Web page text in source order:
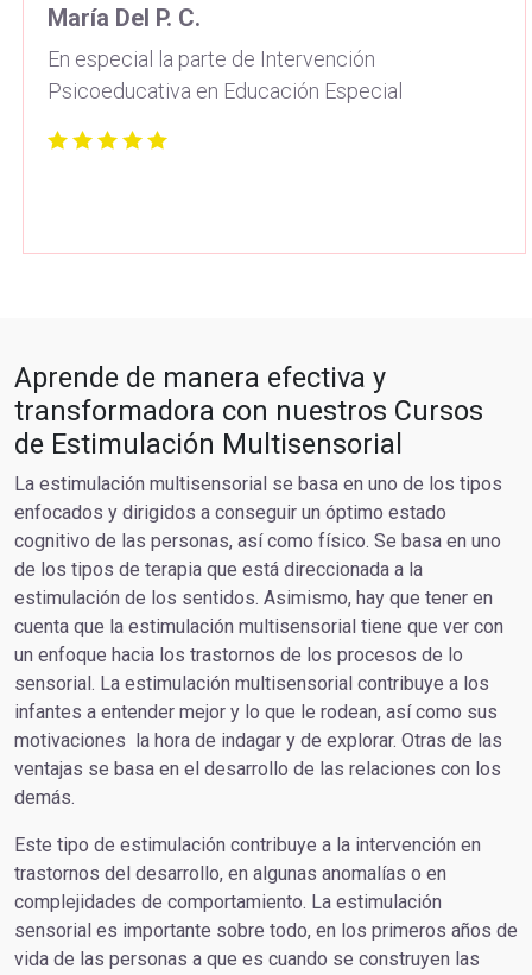
María Del P. C.
En especial la parte de Intervención
Psicoeducativa en Educación Especial
Aprende de manera efectiva y
transformadora con nuestros Cursos
de Estimulación Multisensorial
La estimulación multisensorial se basa en uno de los tipos
enfocados y dirigidos a conseguir un óptimo estado
cognitivo de las personas, así como físico. Se basa en uno
de los tipos de terapia que está direccionada a la
estimulación de los sentidos. Asimismo, hay que tener en
cuenta que la estimulación multisensorial tiene que ver con
un enfoque hacia los trastornos de los procesos de lo
sensorial. La estimulación multisensorial contribuye a los
infantes a entender mejor y lo que le rodean, así como sus
motivaciones la hora de indagar y de explorar. Otras de las
ventajas se basa en el desarrollo de las relaciones con los
demás.
Este tipo de estimulación contribuye a la intervención en
trastornos del desarrollo, en algunas anomalías o en
complejidades de comportamiento. La estimulación
sensorial es importante sobre todo, en los primeros años de
vida de las personas a que es cuando se construyen las